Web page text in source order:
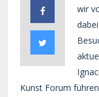
wir
Kunst Forum